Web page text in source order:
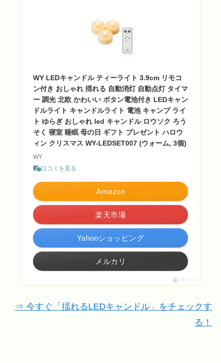
WY LEDキャンドル ティーライト 3.9cm リモコ
ン付き おしゃれ 揺れる 自動消灯 自動点灯 タイマ
ー 調光 北欧 かわいい ボタン電池付き LEDキャン
ドルライト キャンドルライト 電池 キャンプ ライ
ト ゆらぎ おしゃれ led キャンドル ロウソク ろう
そく 寝室 睡眠 母の日 ギフト プレゼント ハロウ
ィン クリスマス WY-LEDSET007 (ウォーム, 3個)
WY
口コミを見る
Amazon
楽天市場
Yahooショッピング
メルカリ
ポチップ
⇒ 今すぐ「揺れるLEDキャンドル」をチェックす
る！